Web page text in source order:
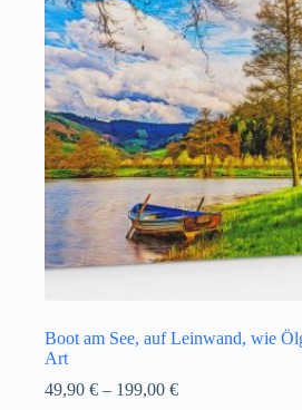
Boot am See, auf Leinwand, wie
Art
49,90 € – 199,00 €